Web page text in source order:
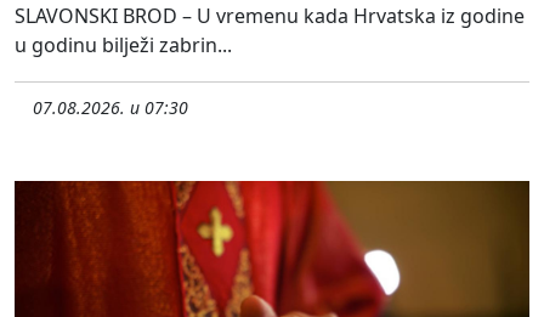
SLAVONSKI BROD – U vremenu kada Hrvatska iz godine
u godinu bilježi zabrin...
07.08.2026. u 07:30